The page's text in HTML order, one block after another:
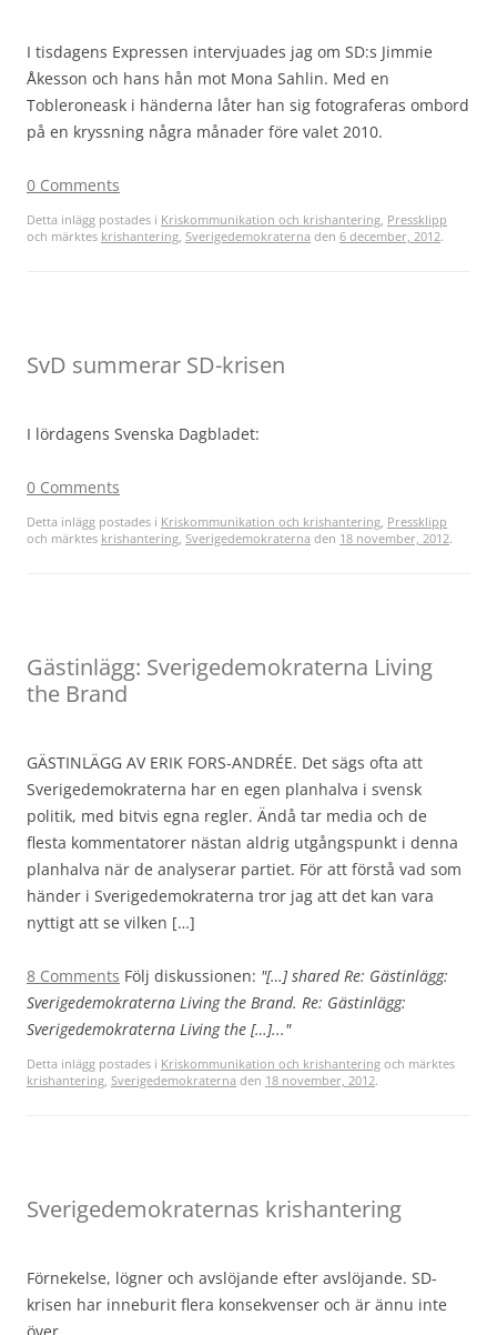
I tisdagens Expressen intervjuades jag om SD:s Jimmie
Åkesson och hans hån mot Mona Sahlin. Med en
Tobleroneask i händerna låter han sig fotograferas ombord
på en kryssning några månader före valet 2010.
0 Comments
Detta inlägg postades i Kriskommunikation och krishantering, Pressklipp
och märktes krishantering, Sverigedemokraterna den 6 december, 2012.
SvD summerar SD-krisen
I lördagens Svenska Dagbladet:
0 Comments
Detta inlägg postades i Kriskommunikation och krishantering, Pressklipp
och märktes krishantering, Sverigedemokraterna den 18 november, 2012.
Gästinlägg: Sverigedemokraterna Living
the Brand
GÄSTINLÄGG AV ERIK FORS-ANDRÉE. Det sägs ofta att
Sverigedemokraterna har en egen planhalva i svensk
politik, med bitvis egna regler. Ändå tar media och de
flesta kommentatorer nästan aldrig utgångspunkt i denna
planhalva när de analyserar partiet. För att förstå vad som
händer i Sverigedemokraterna tror jag att det kan vara
nyttigt att se vilken […]
8 Comments Följ diskussionen: "[…] shared Re: Gästinlägg:
Sverigedemokraterna Living the Brand. Re: Gästinlägg:
Sverigedemokraterna Living the […]..."
Detta inlägg postades i Kriskommunikation och krishantering och märktes
krishantering, Sverigedemokraterna den 18 november, 2012.
Sverigedemokraternas krishantering
Förnekelse, lögner och avslöjande efter avslöjande. SD-
krisen har inneburit flera konsekvenser och är ännu inte